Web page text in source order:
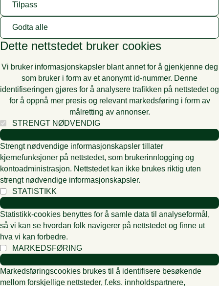
Tilpass
Godta alle
Dette nettstedet bruker cookies
Vi bruker informasjonskapsler blant annet for å gjenkjenne deg
som bruker i form av et anonymt id-nummer. Denne
identifiseringen gjøres for å analysere trafikken på nettstedet og
for å oppnå mer presis og relevant markedsføring i form av
målretting av annonser.
STRENGT NØDVENDIG
Strengt nødvendige informasjonskapsler tillater
kjernefunksjoner på nettstedet, som brukerinnlogging og
kontoadministrasjon. Nettstedet kan ikke brukes riktig uten
strengt nødvendige informasjonskapsler.
STATISTIKK
Statistikk-cookies benyttes for å samle data til analyseformål,
så vi kan se hvordan folk navigerer på nettstedet og finne ut
hva vi kan forbedre.
MARKEDSFØRING
Markedsføringscookies brukes til å identifisere besøkende
mellom forskjellige nettsteder, f.eks. innholdspartnere,